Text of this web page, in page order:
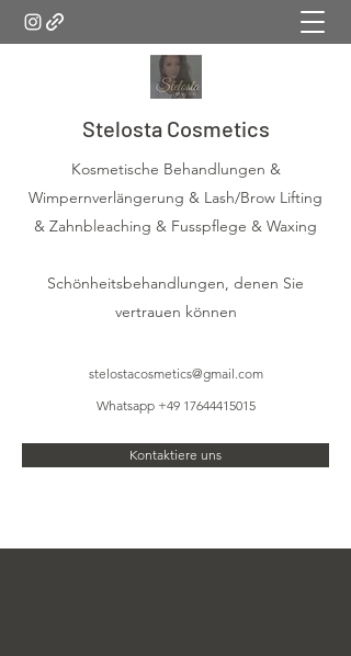
Stelosta Cosmetics
Kosmetische Behandlungen &
Wimpernverlängerung & Lash/Brow Lifting
& Zahnbleaching & Fusspflege & Waxing
Schönheitsbehandlungen, denen Sie
vertrauen können
stelostacosmetics@gmail.com
Whatsapp +49 17644415015
Kontaktiere uns